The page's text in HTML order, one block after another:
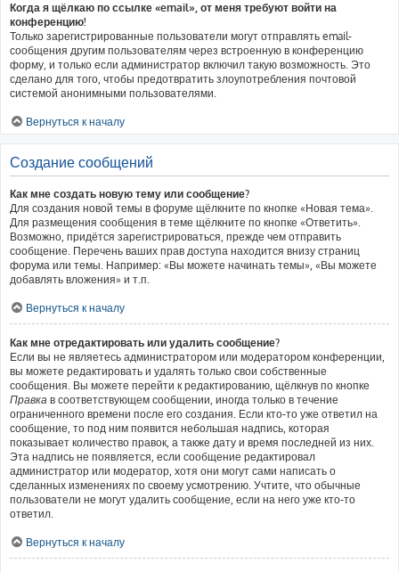
Когда я щёлкаю по ссылке «email», от меня требуют войти на
конференцию!
Только зарегистрированные пользователи могут отправлять email-
сообщения другим пользователям через встроенную в конференцию
форму, и только если администратор включил такую возможность. Это
сделано для того, чтобы предотвратить злоупотребления почтовой
системой анонимными пользователями.
Вернуться к началу
Создание сообщений
Как мне создать новую тему или сообщение?
Для создания новой темы в форуме щёлкните по кнопке «Новая тема».
Для размещения сообщения в теме щёлкните по кнопке «Ответить».
Возможно, придётся зарегистрироваться, прежде чем отправить
сообщение. Перечень ваших прав доступа находится внизу страниц
форума или темы. Например: «Вы можете начинать темы», «Вы можете
добавлять вложения» и т.п.
Вернуться к началу
Как мне отредактировать или удалить сообщение?
Если вы не являетесь администратором или модератором конференции,
вы можете редактировать и удалять только свои собственные
сообщения. Вы можете перейти к редактированию, щёлкнув по кнопке
Правка в соответствующем сообщении, иногда только в течение
ограниченного времени после его создания. Если кто-то уже ответил на
сообщение, то под ним появится небольшая надпись, которая
показывает количество правок, а также дату и время последней из них.
Эта надпись не появляется, если сообщение редактировал
администратор или модератор, хотя они могут сами написать о
сделанных изменениях по своему усмотрению. Учтите, что обычные
пользователи не могут удалить сообщение, если на него уже кто-то
ответил.
Вернуться к началу